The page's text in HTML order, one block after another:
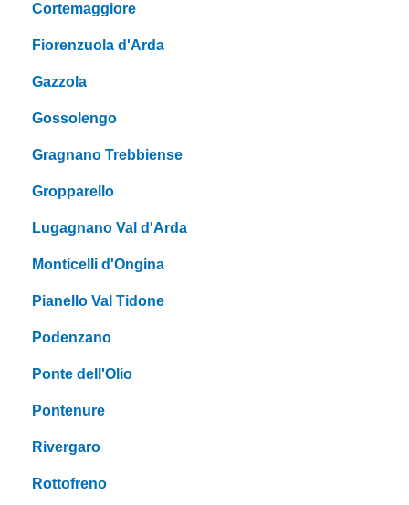
Cortemaggiore
Fiorenzuola d'Arda
Gazzola
Gossolengo
Gragnano Trebbiense
Gropparello
Lugagnano Val d'Arda
Monticelli d'Ongina
Pianello Val Tidone
Podenzano
Ponte dell'Olio
Pontenure
Rivergaro
Rottofreno